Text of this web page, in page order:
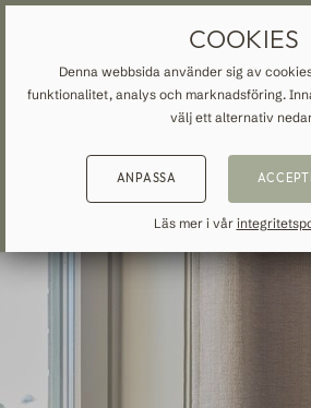
MADE-TO-MEASURE
ALLA GARDINER
Mörkläggande
Linne
ABOUT VEOLIN
Our production
ALLA GARDINER
COOKIES
Denna webbsida använder sig av
funktionalitet, analys och marknadsföring.
välj ett alternativ
ANPASSA
Läs mer i vår